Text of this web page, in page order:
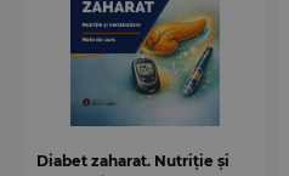
Diabet zaharat. Nutriție și